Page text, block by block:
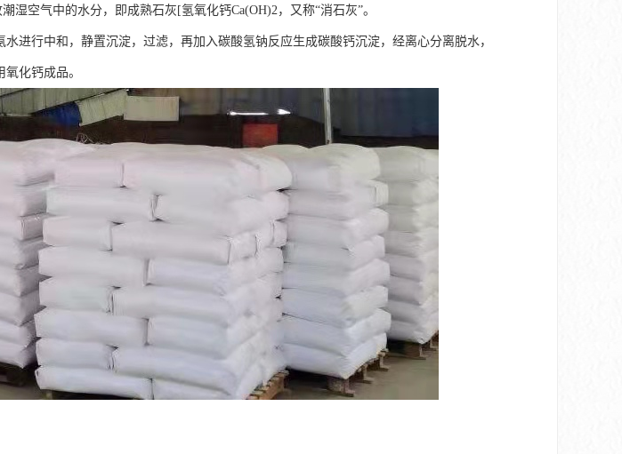
湿空气中的水分，即成熟石灰[氢氧化钙Ca(OH)2，又称“消石灰”。
进行中和，静置沉淀，过滤，再加入碳酸氢钠反应生成碳酸钙沉淀，经离心分离脱水，
化钙成品。